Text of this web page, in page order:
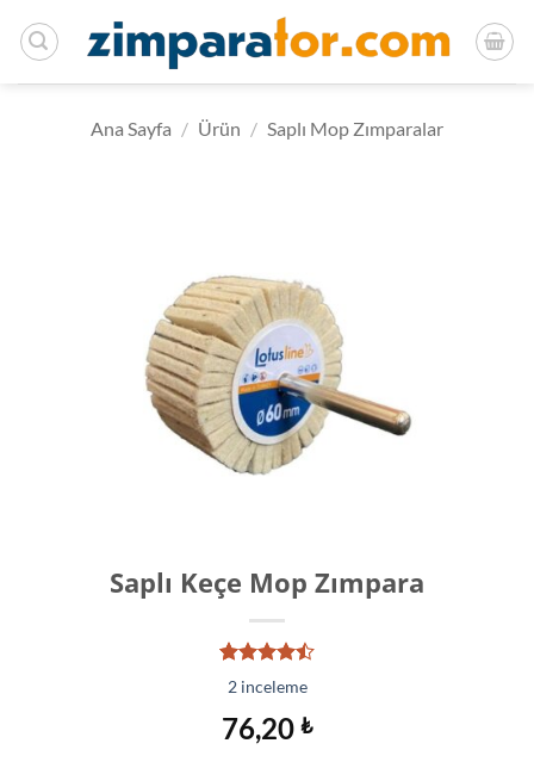
atla
Ana Sayfa / Ürün / Saplı Mop Zımparalar
Saplı Keçe Mop Zımpara
müşteri
puanına
dayanarak
5
2inceleme
76,20 ₺